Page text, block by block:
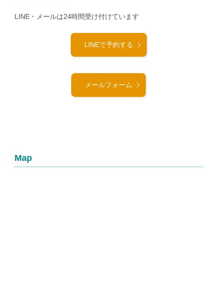
LINE・メールは24時間受け付けています
LINEで予約する
メールフォーム
Map